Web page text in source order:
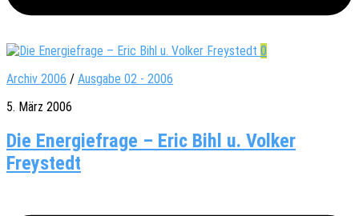
0
Archiv 2006 / Ausgabe 02 - 2006
5. März 2006
Die Energiefrage – Eric Bihl u. Volker
Freystedt